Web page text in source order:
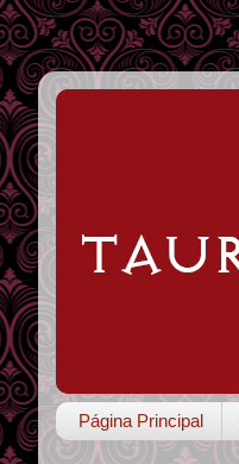
Página Principal